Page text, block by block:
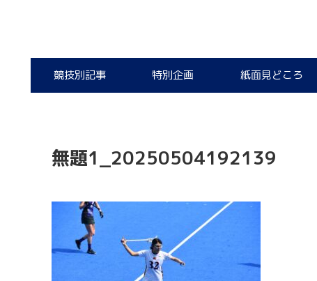
競技別記事 特別企画 紙面見どころ
無題1_20250504192139